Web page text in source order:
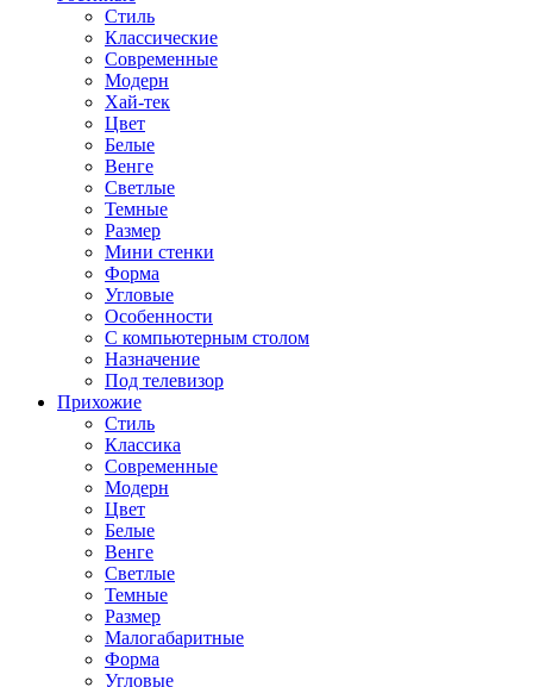
Стиль
Классические
Современные
Модерн
Хай-тек
Цвет
Белые
Венге
Светлые
Темные
Размер
Мини стенки
Форма
Угловые
Особенности
С компьютерным столом
Назначение
Под телевизор
Прихожие
Стиль
Классика
Современные
Модерн
Цвет
Белые
Венге
Светлые
Темные
Размер
Малогабаритные
Форма
Угловые